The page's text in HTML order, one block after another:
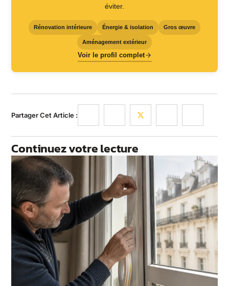
éviter.
Rénovation intérieure Énergie & isolation Gros œuvre
Aménagement extérieur
Voir le profil complet
Partager Cet Article :
Continuez votre lecture